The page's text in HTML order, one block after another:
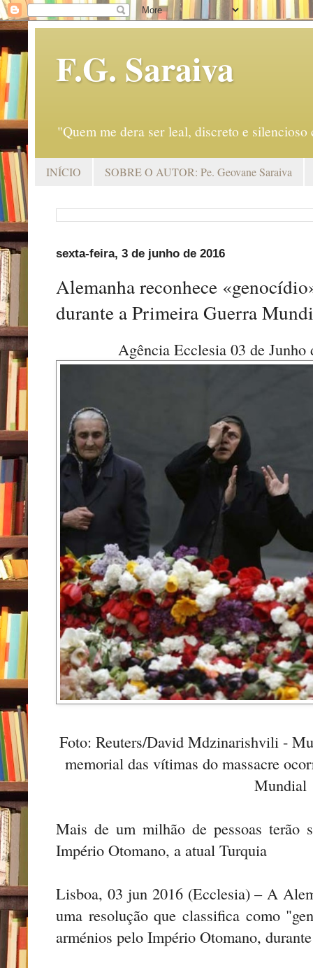
F.G. Saraiva
"Quem me dera ser leal, discreto e
INÍCIO SOBRE O AUTOR: Pe. Geovane Saraiva
sexta-feira, 3 de junho de 2016
Alemanha reconhece
durante a Primeira Guerra
Agência Ecclesia 03 de
Foto: Reuters/David Mdzinarishvili -
memorial das vítimas do massacre
Mundial
Mais de um milhão de pessoas terão
Império Otomano, a atual Turquia
Lisboa, 03 jun 2016 (Ecclesia) – A
uma resolução que classifica como
arménios pelo Império Otomano,